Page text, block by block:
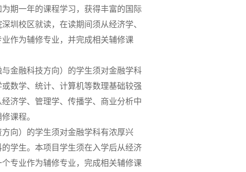
期一年的课程学习，获得丰富的国际
圳校区就读，在读期间须从经济学、
作为辅修专业，并完成相关辅修课
金融科技方向）的学生须对金融学科
数学、统计、计算机等数理基础较强
济学、管理学、传播学、商业分析中
课程。
向）的学生须对金融学科有浓厚兴
学生。本项目学生须在入学后从经济
专业作为辅修专业，完成相关辅修课